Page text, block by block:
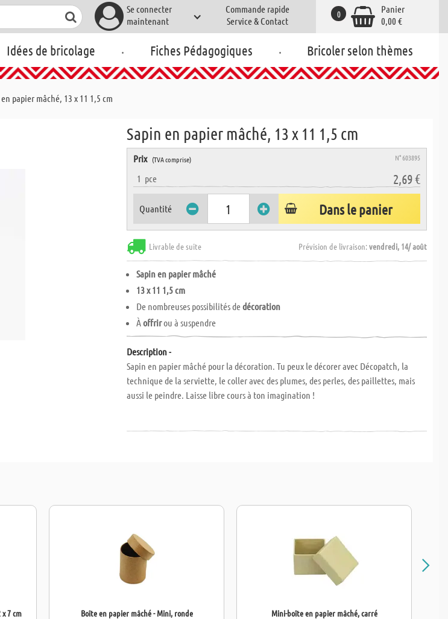
Se connecter
maintenant
Commande rapide
Service & Contact
Panier
0,00 €
0
Idées de bricolage . Fiches Pédagogiques . Bricoler selon thèmes
papier mâché, 13 x 11 1,5 cm
Sapin en papier mâché, 13 x 11 1,5 cm
Prix (TVA comprise) N° 603895
1 pce 2,69 €
Quantité Dans le panier
Livrable de suite Prévision de livraison:vendredi, 14/ août
Sapin en papier mâché
13 x 11 1,5 cm
De nombreuses possibilités dedécoration
Àoffrirou à suspendre
Description -
Sapin en papier mâché pour la décoration. Tu peux le décorer avec Décopatch, la
technique de la serviette, le coller avec des plumes, des perles, des paillettes, mais
aussi le peindre. Laisse libre cours à ton imagination !
7 cm Boîte en papier mâché - Mini, ronde Mini-boîte en papier mâché, carré